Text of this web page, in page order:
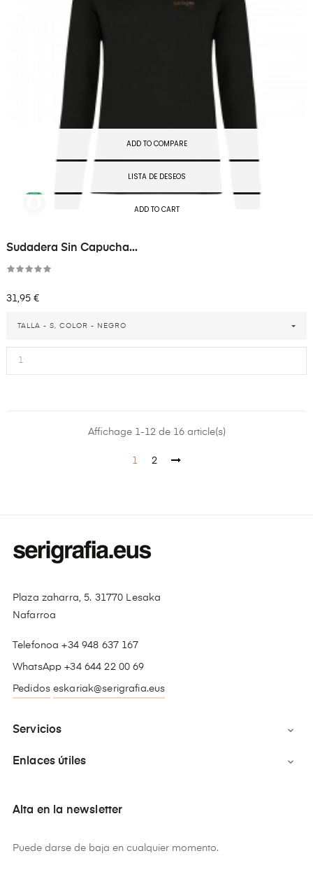
ADD TO COMPARE
LISTA DE DESEOS
ADD TO CART
Sudadera Sin Capucha...
Precio
31,95 €
TALLA - S, COLOR - NEGRO
Affichage 1-12 de 16 article(s)
1 2
Plaza zaharra, 5. 31770 Lesaka
Nafarroa
Telefonoa +34 948 637 167
WhatsApp +34 644 22 00 69
Pedidos eskariak@serigrafia.eus
Servicios 
Enlaces útiles 
Alta en la newsletter
Puede darse de baja en cualquier momento.